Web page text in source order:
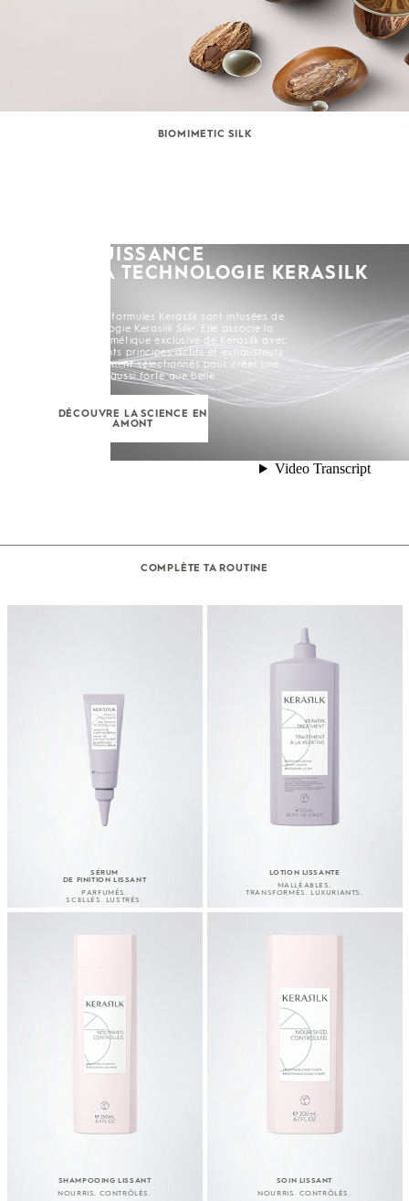
BIOMIMETIC SILK
LA PUISSANCE
DE LA TECHNOLOGIE KERASILK
Toutes les formules Kerasilk sont infusées de
la Technologie Kerasilk Silk+. Elle associe la
Soie Biomimétique exclusive de Kerasilk avec
de puissants principes actifs et exhausteurs
soigneusement sélectionnés pour créer une
chevelure aussi forte que belle.
DÉCOUVRE LA SCIENCE EN
AMONT
COMPLÈTE TA ROUTINE
SÉRUM
DE FINITION LISSANT
PARFUMÉS.
SCELLÉS. LUSTRÉS.
LOTION LISSANTE
MALLÉABLES.
TRANSFORMÉS. LUXURIANTS.
SHAMPOOING LISSANT
NOURRIS. CONTRÔLÉS.
SOIN LISSANT
NOURRIS. CONTRÔLÉS.